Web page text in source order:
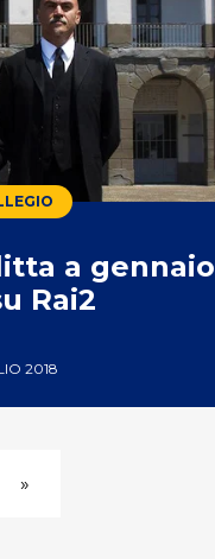
a gennaio
Rai2
2018
»